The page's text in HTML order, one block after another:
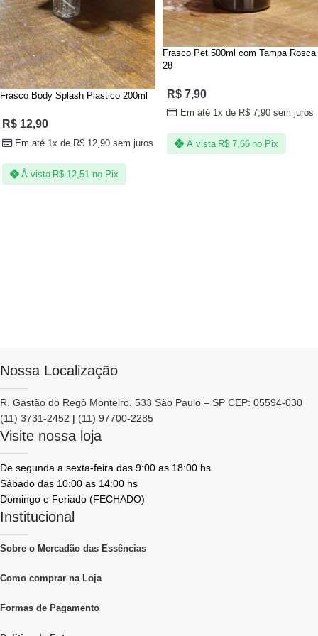
Frasco Body Splash Plastico 200ml
R$12,90
Em até 1x de R$ 12,90 sem juros
À vista R$ 12,51 no Pix
Frasco Pet 500ml com Tampa Rosca
28
R$ 7,90
Em até 1x de R$7,90sem juros
À vista R$7,66 no Pix
Nossa Localização
R. Gastão do Regô Monteiro, 533 São Paulo – SP CEP: 05594-030
(11) 3731-2452 | (11) 97700-2285
Visite nossa loja
De segunda a sexta-feira das 9:00 as 18:00 hs
Sábado das 10:00 as 14:00 hs
Domingo e Feriado (FECHADO)
Institucional
Sobre o Mercadão das Essências
Como comprar na Loja
Formas de Pagamento